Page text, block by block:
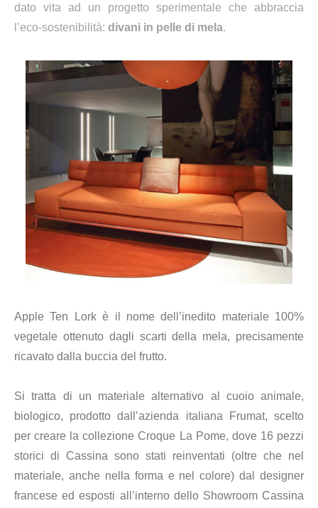
dato vita ad un progetto sperimentale che abbraccia
l’eco-sostenibilità: divani in pelle di mela.
Apple Ten Lork è il nome dell’inedito materiale 100%
vegetale ottenuto dagli scarti della mela, precisamente
ricavato dalla buccia del frutto.
Si tratta di un materiale alternativo al cuoio animale,
biologico, prodotto dall’azienda italiana Frumat, scelto
per creare la collezione Croque La Pome, dove 16 pezzi
storici di Cassina sono stati reinventati (oltre che nel
materiale, anche nella forma e nel colore) dal designer
francese ed esposti all’interno dello Showroom Cassina